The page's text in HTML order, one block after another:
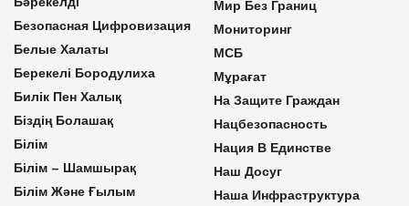
Безопасная Цифровизация
Белые Халаты
Берекелі Бородулиха
Билік Пен Халық
Біздің Болашақ
Білім
Білім – Шамшырақ
Білім Және Ғылым
Мир Без Границ
Мониторинг
МСБ
Мұрағат
На Защите Граждан
Нацбезопасность
Нация В Единстве
Наш Досуг
Наша Инфраструктура